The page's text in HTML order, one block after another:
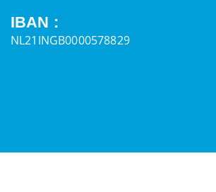
IBAN :
NL21INGB0000578829